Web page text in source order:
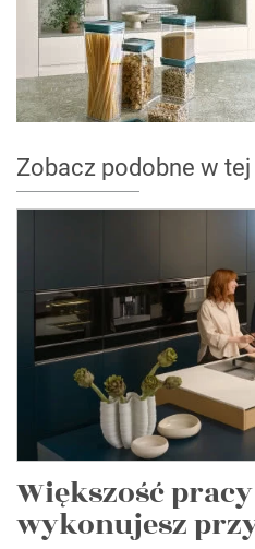
Zobacz podobne w
Większość
wykonujesz